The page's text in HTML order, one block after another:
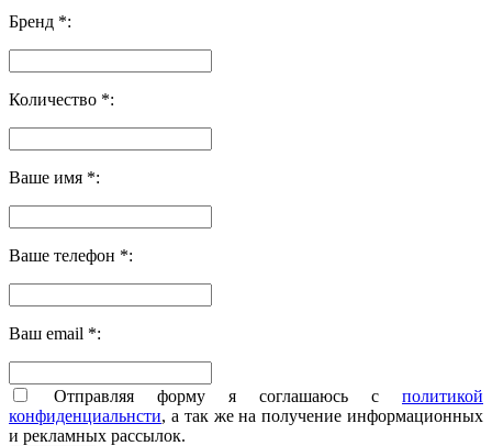
Бренд *:
Количество *:
Ваше имя *:
Ваше телефон *:
Ваш email *:
Отправляя форму я соглашаюсь с политикой
конфиденциальнсти, а так же на получение информационных
и рекламных рассылок.